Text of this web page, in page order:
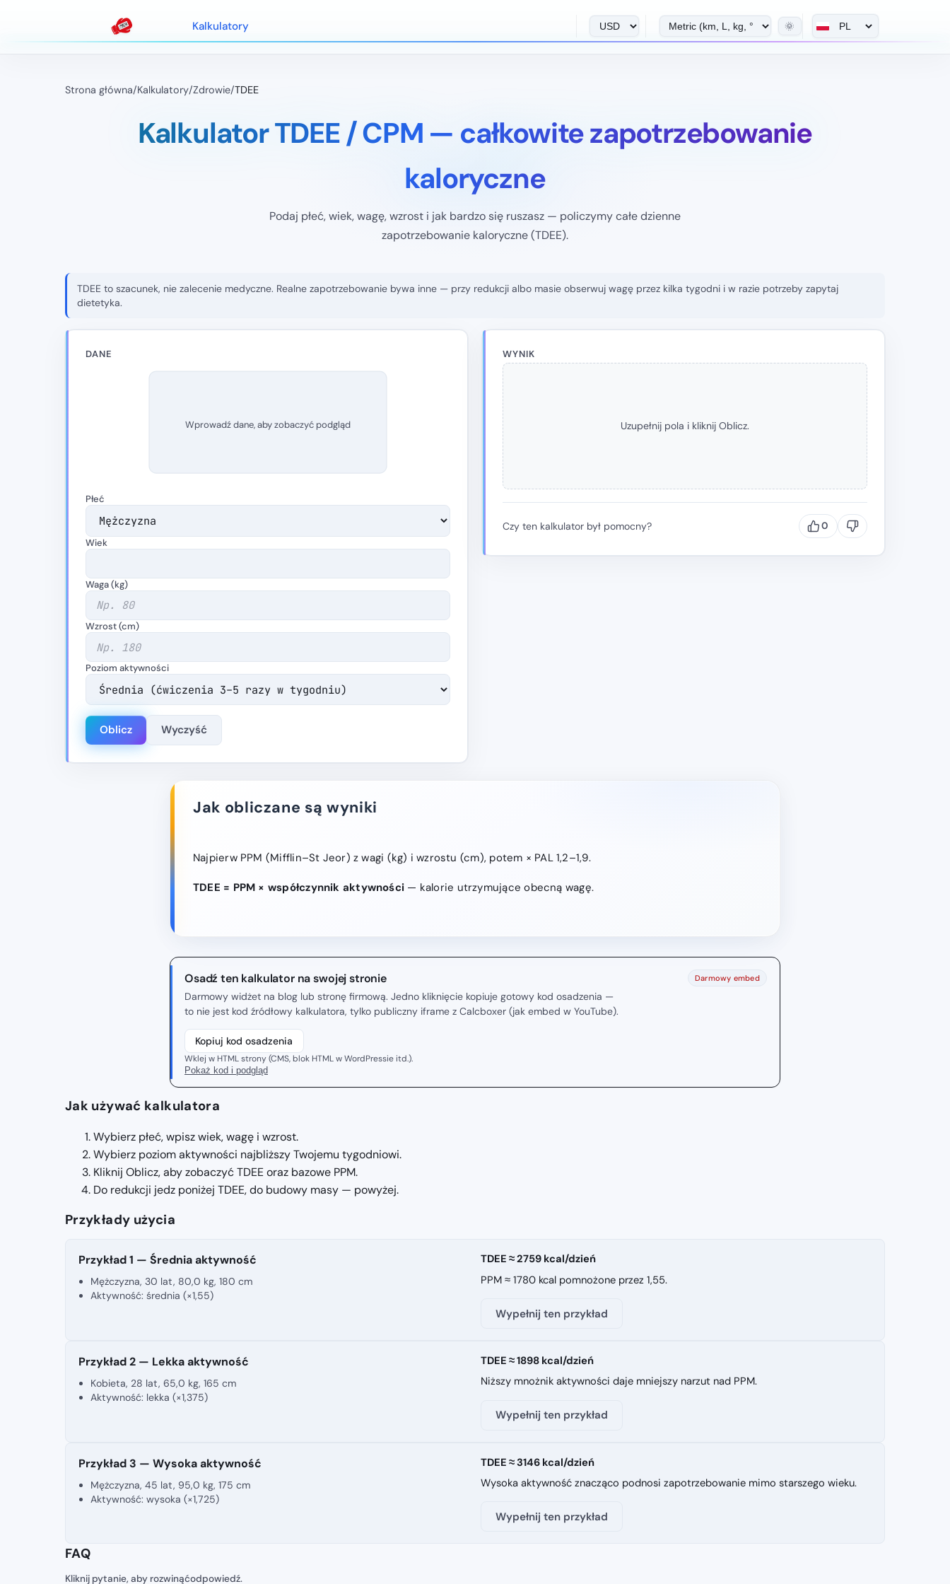
Kalkulatory 🌞
Strona główna/Kalkulatory/Zdrowie/TDEE
Kalkulator TDEE / CPM — całkowite zapotrzebowanie
kaloryczne
Podaj płeć, wiek, wagę, wzrost i jak bardzo się ruszasz — policzymy całe dzienne
zapotrzebowanie kaloryczne (TDEE).
TDEE to szacunek, nie zalecenie medyczne. Realne zapotrzebowanie bywa inne — przy redukcji albo masie obserwuj wagę przez kilka tygodni i w razie potrzeby zapytaj
dietetyka.
DANE
Wprowadź dane, aby zobaczyć podgląd
Płeć
Wiek
Waga (kg)
Wzrost (cm)
Poziom aktywności
Oblicz Wyczyść
WYNIK
Uzupełnij pola i kliknij Oblicz.
Czy ten kalkulator był pomocny? 0
Jak obliczane są wyniki
Najpierw PPM (Mifflin–St Jeor) z wagi (kg) i wzrostu (cm), potem × PAL 1,2–1,9.
TDEE = PPM × współczynnik aktywności — kalorie utrzymujące obecną wagę.
Osadź ten kalkulator na swojej stronie
Darmowy widżet na blog lub stronę firmową. Jedno kliknięcie kopiuje gotowy kod osadzenia —
to nie jest kod źródłowy kalkulatora, tylko publiczny iframe z Calcboxer (jak embed w YouTube).
Darmowy embed
Kopiuj kod osadzenia
Wklej w HTML strony (CMS, blok HTML w WordPressie itd.).
Pokaż kod i podgląd
Jak używać kalkulatora
Wybierz płeć, wpisz wiek, wagę i wzrost.
Wybierz poziom aktywności najbliższy Twojemu tygodniowi.
Kliknij Oblicz, aby zobaczyć TDEE oraz bazowe PPM.
Do redukcji jedz poniżej TDEE, do budowy masy — powyżej.
Przykłady użycia
Przykład 1 — Średnia aktywność
Mężczyzna, 30 lat, 80,0 kg,180 cm
Aktywność: średnia (×1,55)
TDEE ≈ 2759 kcal/dzień
PPM ≈ 1780 kcal pomnożone przez 1,55.
Wypełnij ten przykład
Przykład 2 — Lekka aktywność
Kobieta, 28 lat,65,0 kg,165 cm
Aktywność: lekka (×1,375)
TDEE ≈ 1898 kcal/dzień
Niższy mnożnik aktywności daje mniejszy narzut nad PPM.
Wypełnij ten przykład
Przykład 3 — Wysoka aktywność
Mężczyzna, 45 lat, 95,0 kg,175 cm
Aktywność: wysoka (×1,725)
TDEE ≈ 3146 kcal/dzień
Wysoka aktywność znacząco podnosi zapotrzebowanie mimo starszego wieku.
Wypełnij ten przykład
FAQ